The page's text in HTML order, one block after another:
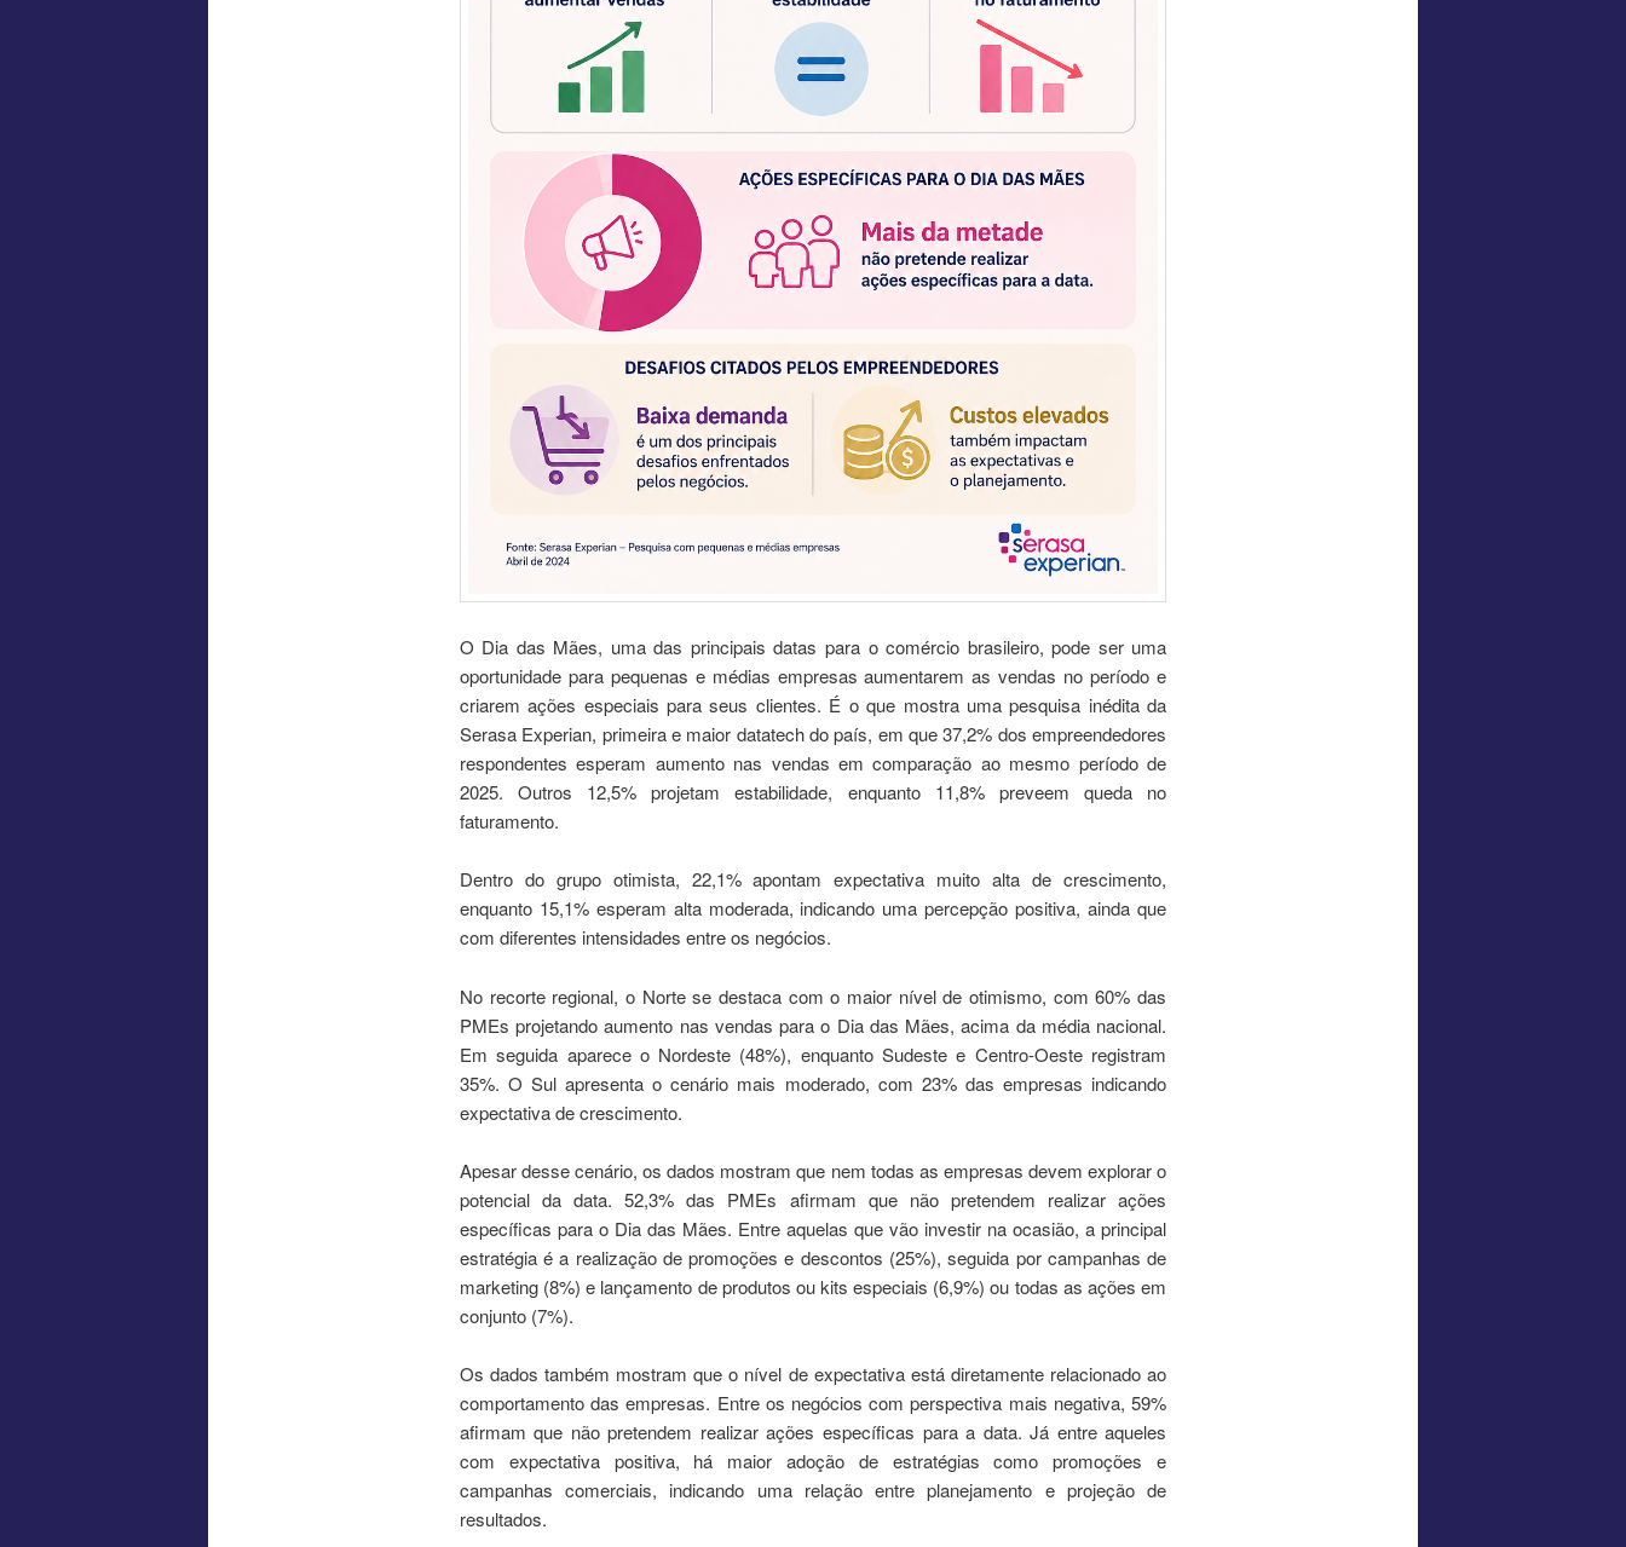
O Dia das Mães, uma das principais datas para o comércio brasileiro, pode ser uma
oportunidade para pequenas e médias empresas aumentarem as vendas no período e
criarem ações especiais para seus clientes. É o que mostra uma pesquisa inédita da
Serasa Experian, primeira e maior datatech do país, em que 37,2% dos empreendedores
respondentes esperam aumento nas vendas em comparação ao mesmo período de
2025. Outros 12,5% projetam estabilidade, enquanto 11,8% preveem queda no
faturamento.
Dentro do grupo otimista, 22,1% apontam expectativa muito alta de crescimento,
enquanto 15,1% esperam alta moderada, indicando uma percepção positiva, ainda que
com diferentes intensidades entre os negócios.
No recorte regional, o Norte se destaca com o maior nível de otimismo, com 60% das
PMEs projetando aumento nas vendas para o Dia das Mães, acima da média nacional.
Em seguida aparece o Nordeste (48%), enquanto Sudeste e Centro-Oeste registram
35%. O Sul apresenta o cenário mais moderado, com 23% das empresas indicando
expectativa de crescimento.
Apesar desse cenário, os dados mostram que nem todas as empresas devem explorar o
potencial da data. 52,3% das PMEs afirmam que não pretendem realizar ações
específicas para o Dia das Mães. Entre aquelas que vão investir na ocasião, a principal
estratégia é a realização de promoções e descontos (25%), seguida por campanhas de
marketing (8%) e lançamento de produtos ou kits especiais (6,9%) ou todas as ações em
conjunto (7%).
Os dados também mostram que o nível de expectativa está diretamente relacionado ao
comportamento das empresas. Entre os negócios com perspectiva mais negativa, 59%
afirmam que não pretendem realizar ações específicas para a data. Já entre aqueles
com expectativa positiva, há maior adoção de estratégias como promoções e
campanhas comerciais, indicando uma relação entre planejamento e projeção de
resultados.